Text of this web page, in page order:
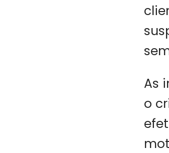
As
o